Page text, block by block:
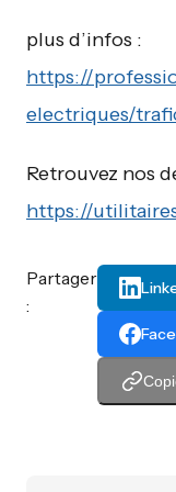
plus d’infos :
https://
electriques/
Retrouvez nos
https://
Partager
: